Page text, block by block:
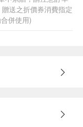
送之折價券消費指定
併使用)